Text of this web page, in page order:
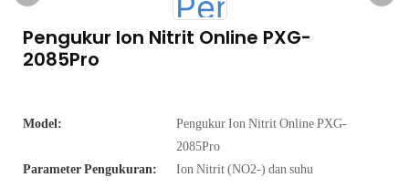
Pengukur Ion Nitrit Online PXG-
2085Pro
Model:
Pengukur Ion Nitrit Online PXG-
2085Pro
Parameter Pengukuran:
Ion Nitrit (NO2-) dan suhu